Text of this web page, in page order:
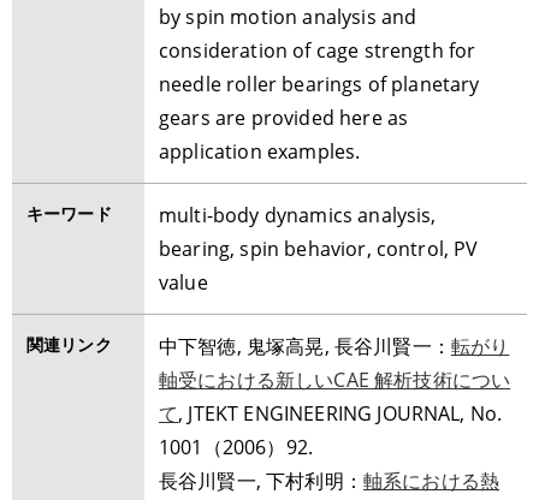
by spin motion analysis and
consideration of cage strength for
needle roller bearings of planetary
gears are provided here as
application examples.
キーワード
multi-body dynamics analysis,
bearing, spin behavior, control, PV
value
関連リンク 中下智徳, 鬼塚高晃, 長谷川賢一： 転がり
軸受における新しいCAE 解析技術につい
て, JTEKT ENGINEERING JOURNAL, No.
1001（2006）92.
長谷川賢一, 下村利明： 軸系における熱